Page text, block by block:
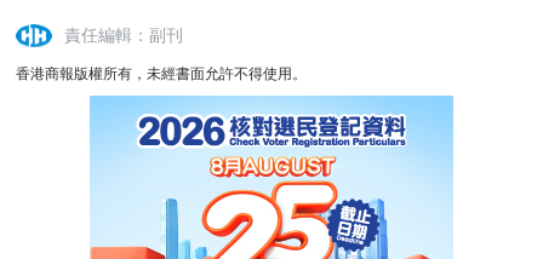
責任編輯：副刊
香港商報版權所有，未經書面允許不得使用。